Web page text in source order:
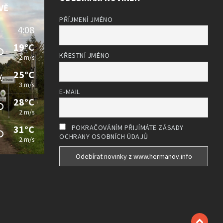
4:08
19°C
2 m/s
25°C
3 m/s
28°C
2 m/s
31°C
2 m/s
PŘÍJMENÍ JMÉNO
KŘESTNÍ JMÉNO
E-MAIL
POKRAČOVÁNÍM PŘIJÍMÁTE ZÁSADY
OCHRANY OSOBNÍCH ÚDAJŮ